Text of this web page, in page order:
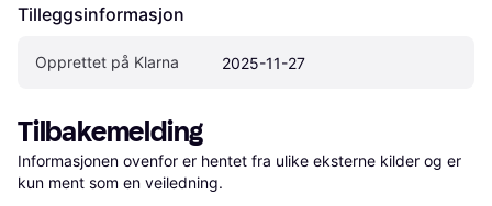
Tilleggsinformasjon
Opprettet på Klarna 2025-11-27
Tilbakemelding
Informasjonen ovenfor er hentet fra ulike eksterne kilder og er
kun ment som en veiledning.